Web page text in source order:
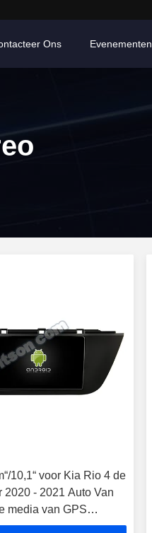
Ons Evenementen
10,1“ voor Kia Rio 4 de
2020 - 2021 Auto Van
media van GPS